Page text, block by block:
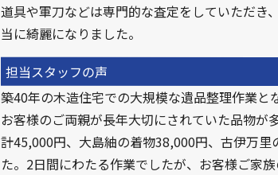
道具や軍刀などは専門的な査定をしていただき
当に綺麗になりました。
担当スタッフの声
築40年の木造住宅での大規模な遺品整理作業と
お客様のご両親が長年大切にされていた品物
計45,000円、大島紬の着物38,000円、古伊万
た。2日間にわたる作業でしたが、お客様ご家